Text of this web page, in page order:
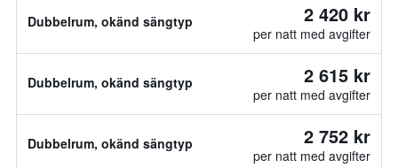
Dubbelrum, okänd sängtyp 2 420 kr
per natt med avgifter
Dubbelrum, okänd sängtyp 2 615 kr
per natt med avgifter
Dubbelrum, okänd sängtyp 2 752 kr
per natt med avgifter